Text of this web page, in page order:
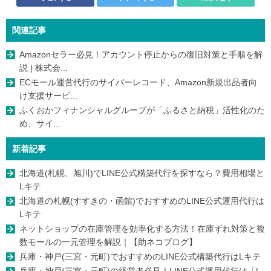
関連記事
Amazonセラー必見！アカウント停止からの復旧対策と手順を解
説 | 株式会...
ECモール運営代行のサイバーレコード、Amazon新規出品者向
け支援サービ...
ふくおかフィナンシャルグループが「ふるさと納税」活性化のた
め、サイ...
新着記事
北海道(札幌、旭川)でLINE公式構築代行を探すなら？費用相場と
Lキテ
北海道の札幌(すすきの・函館)でおすすめのLINE公式運用代行は
Lキテ
ネットショップの在庫管理を効率化する方法！在庫ずれ対策と複
数モールの一元管理を解説｜【助ネコブログ】
兵庫・神戸(三宮・元町)でおすすめのLINE公式構築代行はLキテ